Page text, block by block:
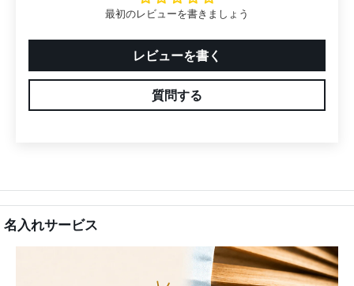
最初のレビューを書きましょう
レビューを書く
質問する
名入れサービス